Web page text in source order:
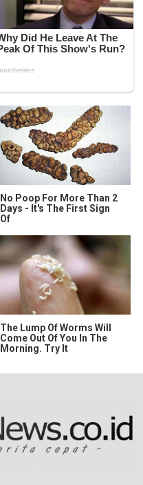
No Poop For More Than 2
Days - It's The First Sign
Of
The Lump Of Worms Will
Come Out Of You In The
Morning. Try It